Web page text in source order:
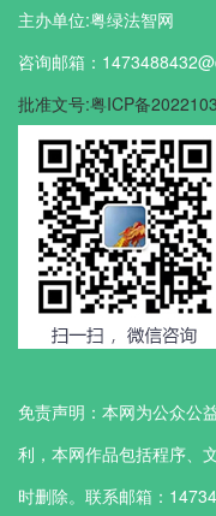
主办单位:粤绿法智网
咨询邮箱：
批准文号:粤ICP备
免责声明：本网为公众公
利，本网作品包括程序、
时删除。联系邮箱：